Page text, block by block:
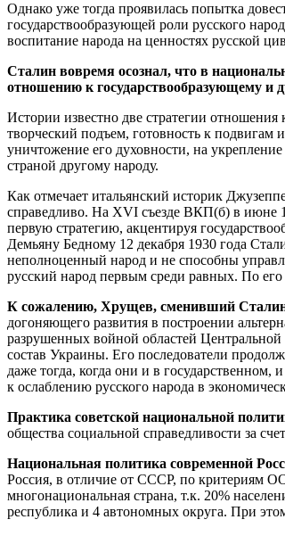
Однако уже тогда проявилась попытка
государствообразующей роли русского
воспитание народа на ценностях русской
Сталин вовремя осознал, что в
отношению к государствообразующему и
Истории известно две стратегии отношения
творческий подъем, готовность к подвигам
уничтожение его духовности, на
страной другому народу.
Как отмечает итальянский историк
справедливо. На XVI съезде ВКП(б) в июне
первую стратегию, акцентируя
Демьяну Бедному 12 декабря 1930 года
неполноценный народ и не способны
русский народ первым среди равных. По
К сожалению, Хрущев, сменивший
догоняющего развития в построении
разрушенных войной областей
состав Украины. Его последователи
даже тогда, когда они и в
к ослаблению русского народа в
Практика советской национальной
общества социальной справедливости за
Национальная политика современной
Россия, в отличие от СССР, по критериям
многонациональная страна, т.к. 20%
республика и 4 автономных округа. При